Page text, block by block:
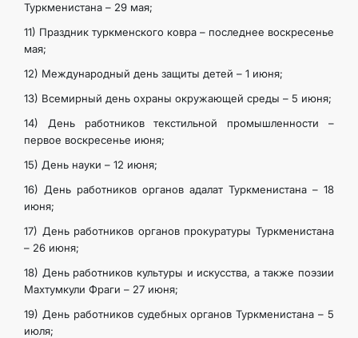
Туркменистана – 29 мая;
11) Праздник туркменского ковра – последнее воскресенье
мая;
12) Международный день защиты детей – 1 июня;
13) Всемирный день охраны окружающей среды – 5 июня;
14) День работников текстильной промышленности –
первое воскресенье июня;
15) День науки – 12 июня;
16) День работников органов адалат Туркменистана – 18
июня;
17) День работников органов прокуратуры Туркменистана
– 26 июня;
18) День работников культуры и искусства, а также поэзии
Махтумкули Фраги – 27 июня;
19) День работников судебных органов Туркменистана – 5
июля;